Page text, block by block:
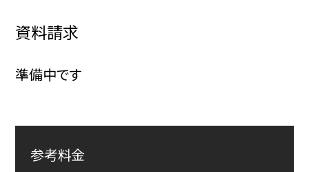
資料請求
準備中です
参考料金